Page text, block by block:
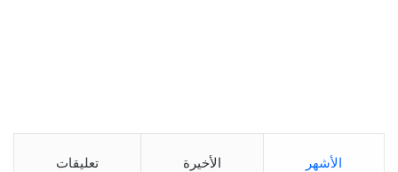
الأشهر الأخيرة تعليقات